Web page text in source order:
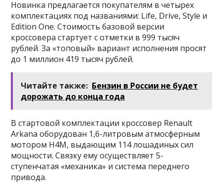
Новинка предлагается покупателям в четырех
комплектациях под названиями: Life, Drive, Style и
Edition One. Стоимость базовой версии
кроссовера стартует с отметки в 999 тысяч
рублей. За «топовый» вариант исполнения просят
до 1 миллион 419 тысяч рублей.
Читайте также: Бензин в России не будет
дорожать до конца года
В стартовой комплектации кроссовер Renault
Arkana оборудован 1,6-литровым атмосферным
мотором H4M, выдающим 114 лошадиных сил
мощности. Связку ему осуществляет 5-
ступенчатая «механика» и система переднего
привода.